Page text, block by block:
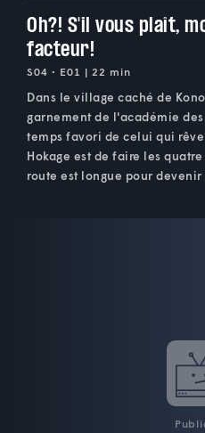
Oh?! S'il vous plaît,
facteur!
S04 • E01 | 22 min
Dans le village caché de
garnement de l'académie
temps favori de celui qui
Hokage est de faire les
route est longue pour